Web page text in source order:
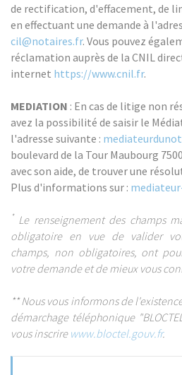
de rectification, d'effacement, de
en effectuant une demande à
cil@notaires.fr. Vous pouvez
réclamation auprès de la CNIL
internet https://www.cnil.fr.
MEDIATION : En cas de litige non
avez la possibilité de saisir le
l'adresse suivante :
boulevard de la Tour Maubourg
avec son aide, de trouver une
Plus d'informations sur :
*Le renseignement des champs
obligatoire en vue de valider
champs, non obligatoires, ont
votre demande et de mieux vous
** Nous vous informons de
démarchage téléphonique
vous inscrire www.bloctel.gouv.fr.